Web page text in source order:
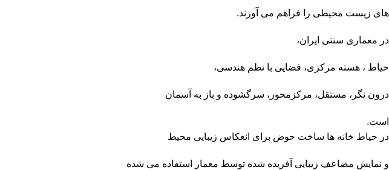
های زیست محیطی را فراهم می آورند.
در معماری سنتی ایران،
حیاط ، هسته مرکزی، فضایی با نظم هندسی،
درون نگر، مستقل، مرکزمحور، سرگشوده و باز به آسمان
است.
در حیاط خانه ها ساخت حوض برای انعکاس زیبایی محیط
و نمایش مضاعف زیبایی آفریده شده توسط معمار استفاده می شده